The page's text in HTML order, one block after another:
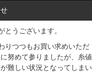
うございます。
りつつもお買い求めいただ
努めて参りましたが、糸値
難しい状況となってしまい